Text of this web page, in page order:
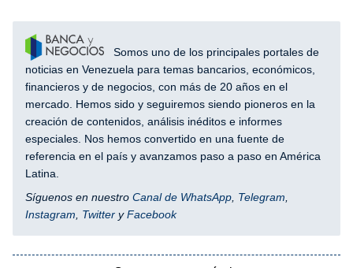
Somos uno de los principales portales de
noticias en Venezuela para temas bancarios, económicos,
financieros y de negocios, con más de 20 años en el
mercado. Hemos sido y seguiremos siendo pioneros en la
creación de contenidos, análisis inéditos e informes
especiales. Nos hemos convertido en una fuente de
referencia en el país y avanzamos paso a paso en América
Latina.
Síguenos en nuestro Canal de WhatsApp Telegram
Instagram
Twitter yFacebook